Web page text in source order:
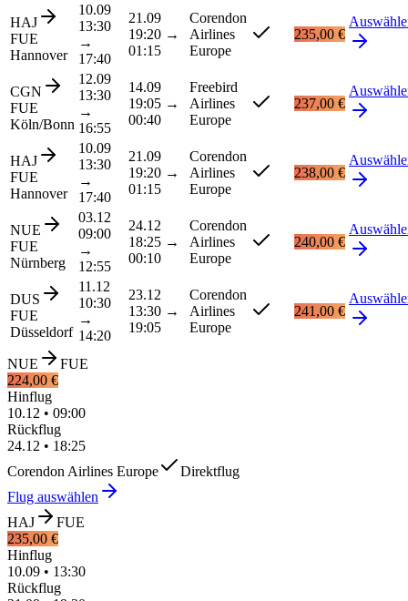
HAJ
FUE
Hannover
10.09
13:30
→
17:40
21.09
19:20 →
01:15
Corendon
Airlines
Europe
235,00 €
CGN
FUE
Köln/Bonn
12.09
13:30
→
16:55
14.09
19:05 →
00:40
Freebird
Airlines
Europe
237,00 €
HAJ
FUE
Hannover
10.09
13:30
→
17:40
21.09
19:20 →
01:15
Corendon
Airlines
Europe
238,00 €
NUE
FUE
Nürnberg
03.12
09:00
→
12:55
24.12
18:25 →
00:10
Corendon
Airlines
Europe
240,00 €
DUS
FUE
Düsseldorf
11.12
10:30
→
14:20
23.12
13:30 →
19:05
Corendon
Airlines
Europe
241,00 €
NUE
FUE
224,00 €
Hinflug
10.12 • 09:00
Rückflug
24.12 • 18:25
Corendon Airlines Europe
Direktflug
Flug auswählen
HAJ
FUE
235,00 €
Hinflug
10.09 • 13:30
Rückflug